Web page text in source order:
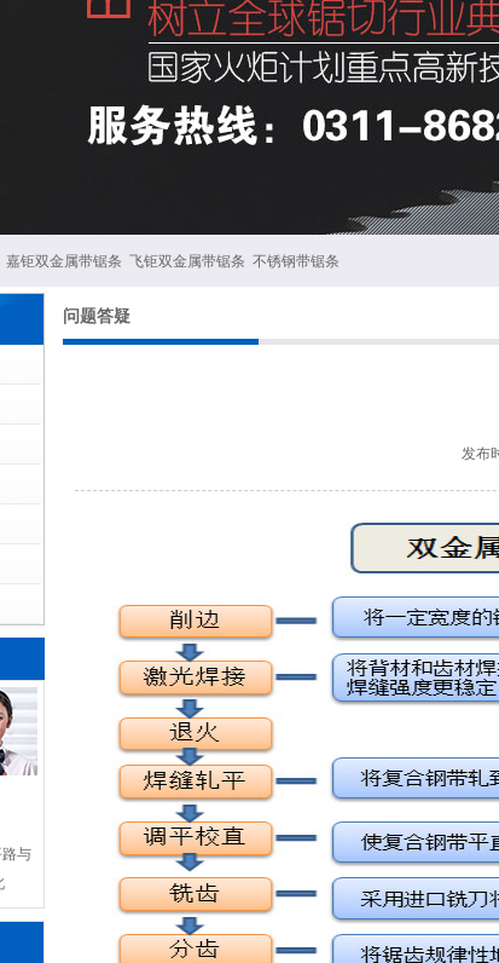
嘉钜双金属带锯条 飞钜双金属带锯条 不锈钢带锯条
与
问题答疑
发布